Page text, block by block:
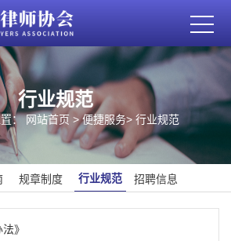
行业规范
置：网站首页 >便捷服务> 行业规范
规章制度 行业规范 招聘信息
》